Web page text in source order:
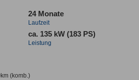
24 Monate
Laufzeit
ca. 135 kW (183 PS)
Leistung
(komb.)